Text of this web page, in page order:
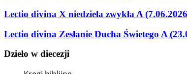
Lectio divina X niedziela zwykła A
Lectio divina Zesłanie Ducha Świetego A
Dzieło w diecezji